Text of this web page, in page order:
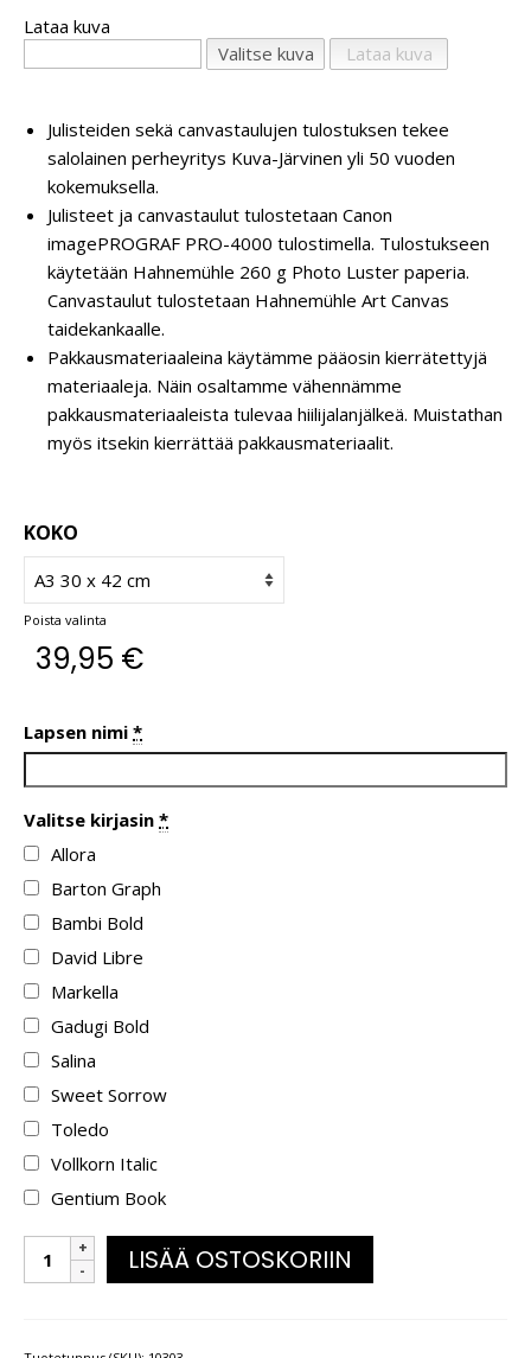
Lataa kuva
Julisteiden sekä canvastaulujen tulostuksen tekee
salolainen perheyritys Kuva-Järvinen yli 50 vuoden
kokemuksella.
Julisteet ja canvastaulut tulostetaan Canon
imagePROGRAF PRO-4000 tulostimella. Tulostukseen
käytetään Hahnemühle 260 g Photo Luster paperia.
Canvastaulut tulostetaan Hahnemühle Art Canvas
taidekankaalle.
Pakkausmateriaaleina käytämme pääosin kierrätettyjä
materiaaleja. Näin osaltamme vähennämme
pakkausmateriaaleista tulevaa hiilijalanjälkeä. Muistathan
myös itsekin kierrättää pakkausmateriaalit.
KOKO
Poista valinta
39,95 €
Lapsen nimi *
Valitse kirjasin *
Allora
Barton Graph
Bambi Bold
David Libre
Markella
Gadugi Bold
Salina
Sweet Sorrow
Toledo
Vollkorn Italic
Gentium Book
LISÄÄ OSTOSKORIIN